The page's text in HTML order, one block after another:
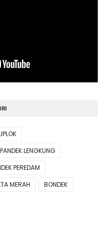
LENGKUNG
PEREDAM
MERAH BONDEK